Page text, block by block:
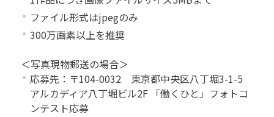
ファイル形式はjpegのみ
300万画素以上を推奨
＜写真現物郵送の場合＞
応募先：〒104-0032 東京都中央区八丁堀3-1-5
アルカディア八丁堀ビル2F 「働くひと」フォトコ
ンテスト応募